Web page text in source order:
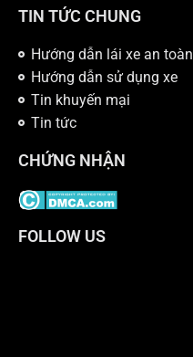
TIN TỨC CHUNG
Hướng dẫn lái xe an toàn
Hướng dẫn sử dụng xe
Tin khuyến mại
Tin tức
CHỨNG NHẬN
FOLLOW US